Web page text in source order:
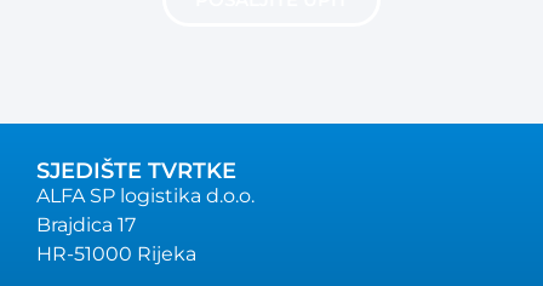
SJEDIŠTE TVRTKE
ALFA SP logistika d.o.o.
Brajdica 17
HR-51000 Rijeka